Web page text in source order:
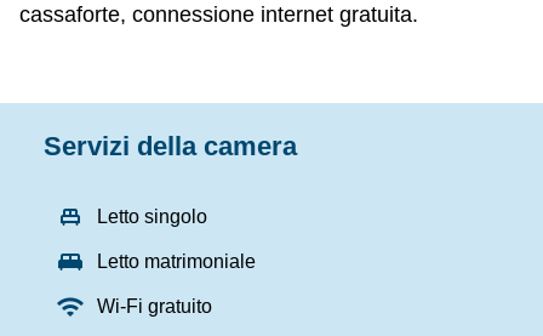
cassaforte, connessione internet gratuita.
Servizi della camera
single_bed Letto singolo
king_bed Letto matrimoniale
wifi Wi-Fi gratuito